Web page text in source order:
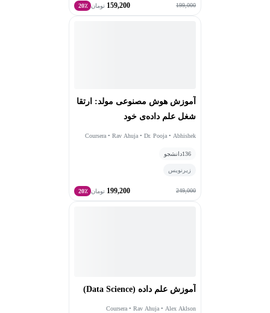
199,000
159,200 تومان 20٪
آموزش هوش مصنوعی مولد: ارتقا
شغل علم داده‌ی خود
Coursera • Rav Ahuja • Dr. Pooja • Abhishek
136دانشجو
زیرنویس
249,000
199,200 تومان 20٪
آموزش علم داده (Data Science)
Coursera • Rav Ahuja • Alex Aklson